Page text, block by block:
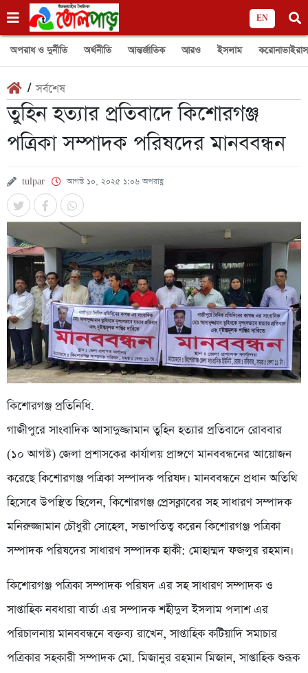
EN
অপরাধ ও দুর্নীতি অর্থনীতি আন্তর্জাতিক আরও ইসলাম করোনাভাইরাস
/সর্বশেষ
তুহিন হত্যার প্রতিবাদে কিশোরগঞ্জ
পত্রিকা সম্পাদক পরিষদের মানববন্ধন
tulpar আগস্ট ১০, ২০২৫ ১:০৬ অপরাহ্ণ
কিশোরগঞ্জ প্রতিনিধি.
গাজীপুরে সাংবাদিক আসাদুজ্জামান তুহিন হত্যার প্রতিবাদে রোববার
(১০ আগষ্ট) জেলা প্রশাসকের কার্যালয় প্রাঙ্গণে মানববন্ধনের আয়োজন
করেছে কিশোরগঞ্জ পত্রিকা সম্পাদক পরিষদ। মানববন্ধনে প্রধান অতিথি
হিসেবে উপস্থিত ছিলেন, কিশোরগঞ্জ প্রেসক্লাবের সহ সাধারণ সম্পাদক
মনিরুজ্জামান চৌধুরী সোহেল, সভাপতিত্ব করেন কিশোরগঞ্জ পত্রিকা
সম্পাদক পরিষদের সাধারণ সম্পাদক হাকী: মোহাম্মদ ফজলুর রহমান।
কিশোরগঞ্জ পত্রিকা সম্পাদক পরিষদ এর সহ সাধারণ সম্পাদক ও
সাপ্তাহিক নবধারা বার্তা এর সম্পাদক শহীদুল ইসলাম পলাশ এর
পরিচালনায় মানববন্ধনে বক্তব্য রাখেন, সাপ্তাহিক কটিয়াদি সমাচার
পত্রিকার সহকারী সম্পাদক মো. মিজানুর রহমান মিজান, সাপ্তাহিক শুরূক